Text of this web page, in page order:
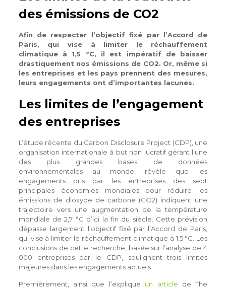
des émissions de CO2
Afin de respecter l’objectif fixé par l’Accord de
Paris, qui vise à limiter le réchauffement
climatique à 1,5 °C, il est impératif de baisser
drastiquement nos émissions de CO2. Or, même si
les entreprises et les pays prennent des mesures,
leurs engagements ont d’importantes lacunes.
Les limites de l’engagement
des entreprises
L’étude récente du Carbon Disclosure Project (CDP), une
organisation internationale à but non lucratif gérant l’une
des plus grandes bases de données
environnementales au monde, révèle que les
engagements pris par les entreprises des sept
principales économies mondiales pour réduire les
émissions de dioxyde de carbone (CO2) indiquent une
trajectoire vers une augmentation de la température
mondiale de 2,7 °C d’ici la fin du siècle. Cette prévision
dépasse largement l’objectif fixé par l’Accord de Paris,
qui vise à limiter le réchauffement climatique à 1,5 °C. Les
conclusions de cette recherche, basée sur l’analyse de 4
000 entreprises par le CDP, soulignent trois limites
majeures dans les engagements actuels.
Premièrement, ainsi que l’explique un article de The